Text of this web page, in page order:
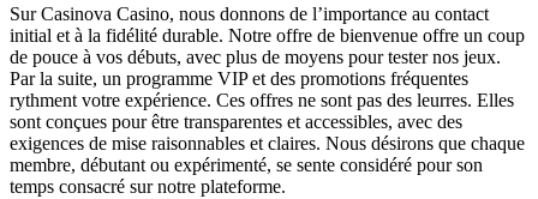
Sur Casinova Casino, nous donnons de l’importance au contact
initial et à la fidélité durable. Notre offre de bienvenue offre un coup
de pouce à vos débuts, avec plus de moyens pour tester nos jeux.
Par la suite, un programme VIP et des promotions fréquentes
rythment votre expérience. Ces offres ne sont pas des leurres. Elles
sont conçues pour être transparentes et accessibles, avec des
exigences de mise raisonnables et claires. Nous désirons que chaque
membre, débutant ou expérimenté, se sente considéré pour son
temps consacré sur notre plateforme.